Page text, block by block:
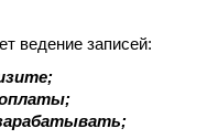
ведение записей: